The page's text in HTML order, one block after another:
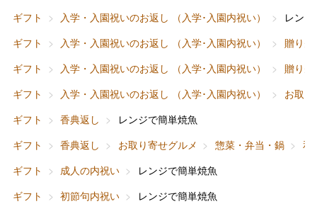
ギフト
入学・入園祝いのお返し （入学･入園内祝い）
レン
ギフト
入学・入園祝いのお返し （入学･入園内祝い）
贈り先
ギフト
入学・入園祝いのお返し （入学･入園内祝い）
贈り先
ギフト
入学・入園祝いのお返し （入学･入園内祝い）
お取
ギフト
香典返し
レンジで簡単焼魚
ギフト
香典返し お取り寄せグルメ 惣菜・弁当・鍋
和
ギフト
成人の内祝い
レンジで簡単焼魚
ギフト
初節句内祝い
レンジで簡単焼魚